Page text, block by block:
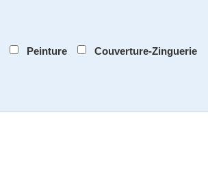
Peinture Couverture-Zinguerie